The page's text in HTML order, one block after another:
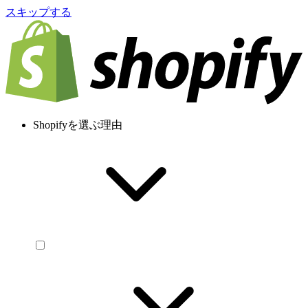
スキップする
Shopifyを選ぶ理由